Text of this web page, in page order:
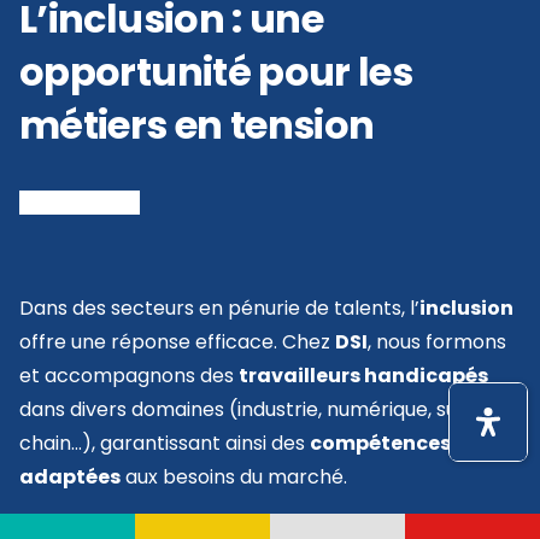
L’inclusion : une
opportunité pour les
métiers en tension
Dans des secteurs en pénurie de talents, l’inclusion
offre une réponse efficace. Chez DSI, nous formons
et accompagnons des travailleurs handicapés
dans divers domaines (industrie, numérique, supply
chain…), garantissant ainsi des compétences
adaptéesaux besoins du marché.